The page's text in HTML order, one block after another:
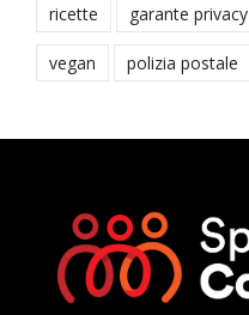
ricette garante privacy
vegan polizia postale